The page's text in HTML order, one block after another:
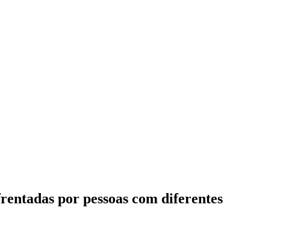
por pessoas com diferentes